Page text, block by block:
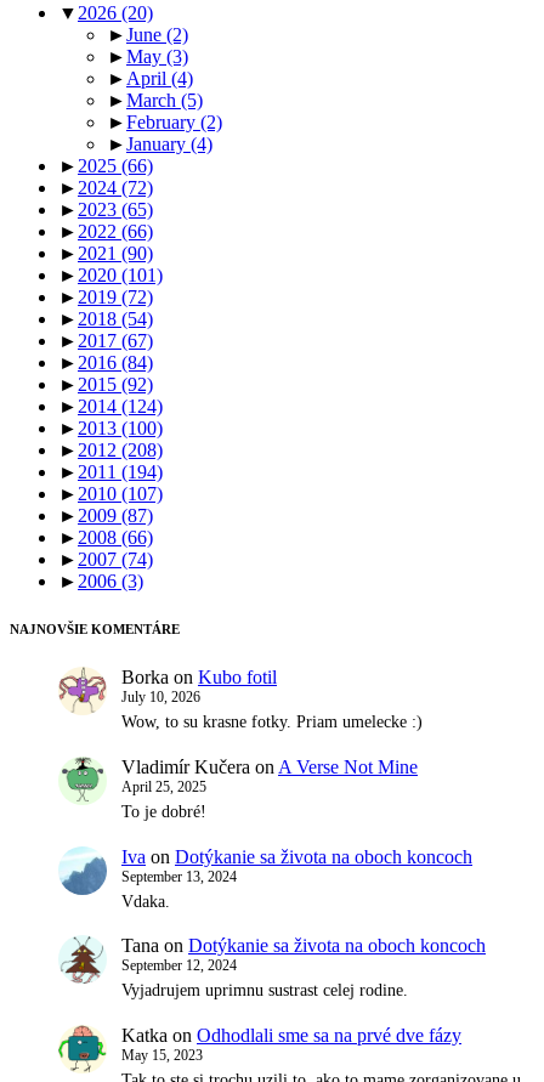
▼ 2026 (20)
►June (2)
►May (3)
► April (4)
►March (5)
►February (2)
►January (4)
► 2025 (66)
► 2024 (72)
► 2023 (65)
► 2022 (66)
► 2021 (90)
► 2020 (101)
► 2019 (72)
► 2018 (54)
► 2017 (67)
► 2016 (84)
► 2015 (92)
► 2014 (124)
► 2013 (100)
► 2012 (208)
► 2011 (194)
► 2010 (107)
► 2009 (87)
► 2008 (66)
► 2007 (74)
► 2006 (3)
NAJNOVŠIE KOMENTÁRE
Borka on Kubo fotil
July 10, 2026
Wow, to su krasne fotky. Priam umelecke :)
Vladimír Kučera on A Verse Not Mine
April 25, 2025
To je dobré!
Iva on Dotýkanie sa života na oboch koncoch
September 13, 2024
Vdaka.
Tana on Dotýkanie sa života na oboch koncoch
September 12, 2024
Vyjadrujem uprimnu sustrast celej rodine.
Katka on Odhodlali sme sa na prvé dve fázy
May 15, 2023